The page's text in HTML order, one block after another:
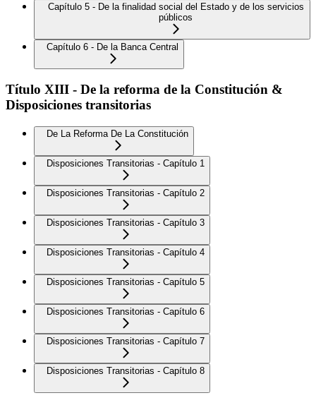
Capítulo 5 - De la finalidad social del Estado y de los servicios
públicos
Capítulo 6 - De la Banca Central
Título XIII - De la reforma de la Constitución &
Disposiciones transitorias
De La Reforma De La Constitución
Disposiciones Transitorias - Capítulo 1
Disposiciones Transitorias - Capítulo 2
Disposiciones Transitorias - Capítulo 3
Disposiciones Transitorias - Capítulo 4
Disposiciones Transitorias - Capítulo 5
Disposiciones Transitorias - Capítulo 6
Disposiciones Transitorias - Capítulo 7
Disposiciones Transitorias - Capítulo 8